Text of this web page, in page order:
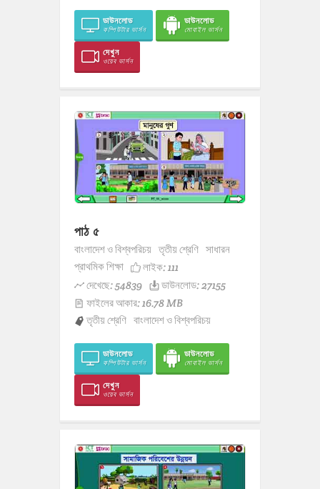
ডাউনলোড
কম্পিউটার ভার্সন
ডাউনলোড
মোবাইল ভার্সন
দেখুন
ওয়েব ভার্সন
পাঠ ৫
বাংলাদেশ ও বিশ্বপরিচয় তৃতীয় শ্রেণি সাধারন
প্রাথমিক শিক্ষা
লাইক:111
দেখেছে: 54839
ডাউনলোড: 27155
ফাইলের আকার: 16.78 MB
তৃতীয় শ্রেণি বাংলাদেশ ও বিশ্বপরিচয়
ডাউনলোড
কম্পিউটার ভার্সন
ডাউনলোড
মোবাইল ভার্সন
দেখুন
ওয়েব ভার্সন